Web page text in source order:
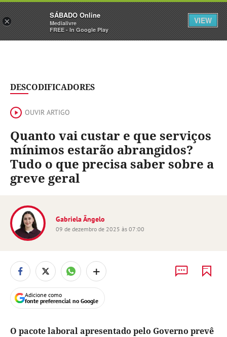
Sábado Assine Iniciar Sessão
DESCODIFICADORES
OUVIR ARTIGO
Quanto vai custar e que serviços
mínimos estarão abrangidos?
Tudo o que precisa saber sobre a
greve geral
Gabriela Ângelo
09 de dezembro de 2025 às 07:00
+
Adicione como
fonte preferencial no Google
O pacote laboral apresentado pelo Governo prevê
×
SÁBADO Online
Medialivre
FREE - In Google Play
VIEW